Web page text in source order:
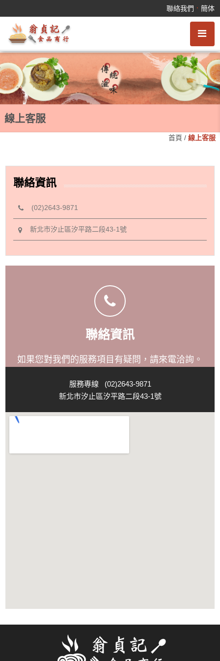
聯絡我們 ． 簡体
線上客服
首頁 /線上客服
聯絡資訊
(02)2643-9871
新北市汐止區汐平路二段43-1號
聯絡資訊
如果您對我們的服務項目有疑問，請來電洽詢。
服務專線 (02)2643-9871
新北市汐止區汐平路二段43-1號